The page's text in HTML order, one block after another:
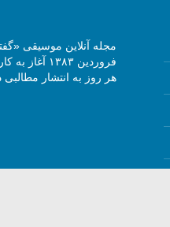
فروردین
هر روز به انتشار